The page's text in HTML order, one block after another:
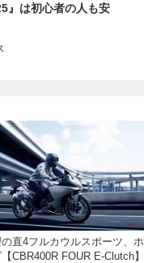
』は初心者の人も安
直4フルカウルスポーツ、ホ
CBR400R FOUR E-Clutch】